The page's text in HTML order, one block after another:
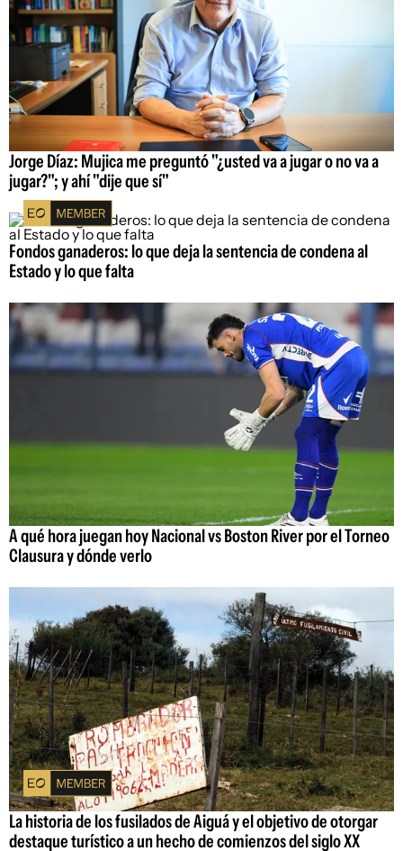
Jorge Díaz: Mujica me preguntó "¿usted va a jugar o no va a
jugar?"; y ahí "dije que sí"
Fondos ganaderos: lo que deja la sentencia de condena al
Estado y lo que falta
A qué hora juegan hoy Nacional vs Boston River por el Torneo
Clausura y dónde verlo
La historia de los fusilados de Aiguá y el objetivo de otorgar
destaque turístico a un hecho de comienzos del siglo XX